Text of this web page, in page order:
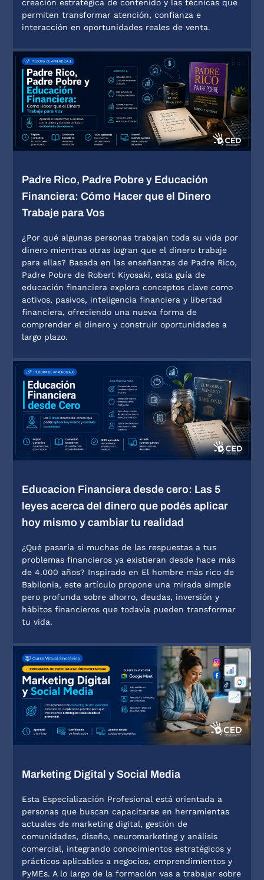
creación estratégica de contenido y las técnicas que
permiten transformar atención, confianza e
interacción en oportunidades reales de venta.
Padre Rico, Padre Pobre y Educación
Financiera: Cómo Hacer que el Dinero
Trabaje para Vos
¿Por qué algunas personas trabajan toda su vida por
dinero mientras otras logran que el dinero trabaje
para ellas? Basada en las enseñanzas de Padre Rico,
Padre Pobre de Robert Kiyosaki, esta guía de
educación financiera explora conceptos clave como
activos, pasivos, inteligencia financiera y libertad
financiera, ofreciendo una nueva forma de
comprender el dinero y construir oportunidades a
largo plazo.
Educacion Financiera desde cero: Las 5
leyes acerca del dinero que podés aplicar
hoy mismo y cambiar tu realidad
¿Qué pasaría si muchas de las respuestas a tus
problemas financieros ya existieran desde hace más
de 4.000 años? Inspirado en El hombre más rico de
Babilonia, este artículo propone una mirada simple
pero profunda sobre ahorro, deudas, inversión y
hábitos financieros que todavía pueden transformar
tu vida.
Marketing Digital y Social Media
Esta Especialización Profesional está orientada a
personas que buscan capacitarse en herramientas
actuales de marketing digital, gestión de
comunidades, diseño, neuromarketing y análisis
comercial, integrando conocimientos estratégicos y
prácticos aplicables a negocios, emprendimientos y
PyMEs. A lo largo de la formación vas a trabajar sobre